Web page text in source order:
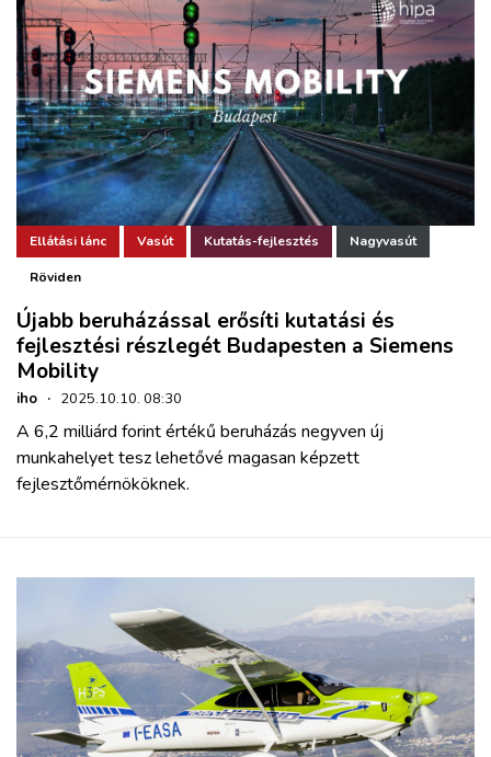
Ellátási lánc Vasút Kutatás-fejlesztés Nagyvasút
Röviden
Újabb beruházással erősíti kutatási és
fejlesztési részlegét Budapesten a Siemens
Mobility
iho · 2025.10.10. 08:30
A 6,2 milliárd forint értékű beruházás negyven új
munkahelyet tesz lehetővé magasan képzett
fejlesztőmérnököknek.